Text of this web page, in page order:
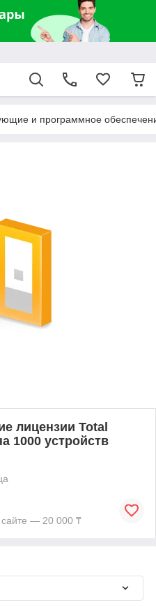
и программное
лицензии Total
1000 устройств
— 20 000 ₸